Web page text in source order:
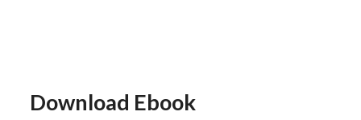
Download Ebook